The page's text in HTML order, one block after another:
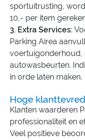
sportuitrusting,
10,- per item
3. Extra Services:
Parking Airea
voertuigonderhoud,
autowasbeurten.
in orde laten maken.
Hoge
Klanten waarderen
professionaliteit en
Veel positieve